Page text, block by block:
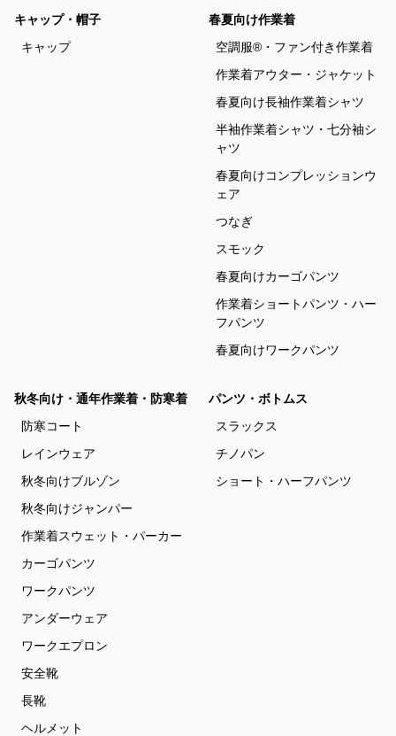
キャップ・帽子
キャップ
春夏向け作業着
空調服®・ファン付き作業着
作業着アウター・ジャケット
春夏向け長袖作業着シャツ
半袖作業着シャツ・七分袖シ
ャツ
春夏向けコンプレッションウ
ェア
つなぎ
スモック
春夏向けカーゴパンツ
作業着ショートパンツ・ハー
フパンツ
春夏向けワークパンツ
秋冬向け・通年作業着・防寒着
防寒コート
レインウェア
秋冬向けブルゾン
秋冬向けジャンパー
作業着スウェット・パーカー
カーゴパンツ
ワークパンツ
アンダーウェア
ワークエプロン
安全靴
長靴
ヘルメット
パンツ・ボトムス
スラックス
チノパン
ショート・ハーフパンツ